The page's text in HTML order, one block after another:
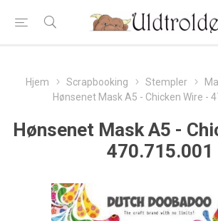
Hjem Scrapbooking Stempler
Hønsenet Mask A5 - Chicken Wire -
Hønsenet Mask A5 -
470.715.001